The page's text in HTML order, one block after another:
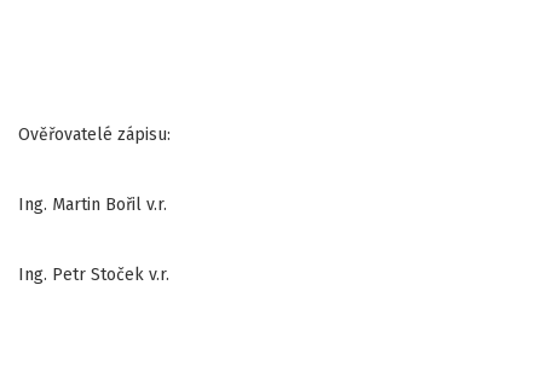
Ověřovatelé zápisu:
Ing. Martin Bořil v.r.
Ing. Petr Stoček v.r.